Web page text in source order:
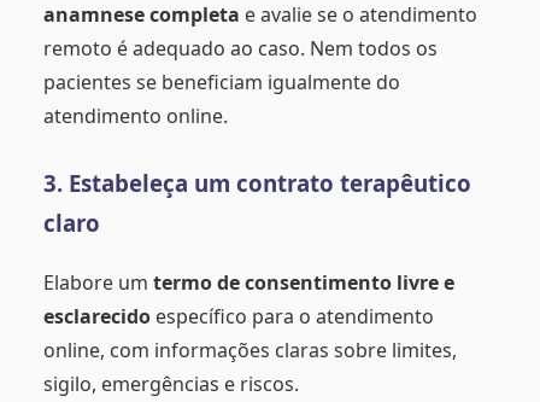
anamnese completa e avalie se o atendimento
remoto é adequado ao caso. Nem todos os
pacientes se beneficiam igualmente do
atendimento online.
3. Estabeleça um contrato terapêutico
claro
Elabore um termo de consentimento livre e
esclarecido específico para o atendimento
online, com informações claras sobre limites,
sigilo, emergências e riscos.